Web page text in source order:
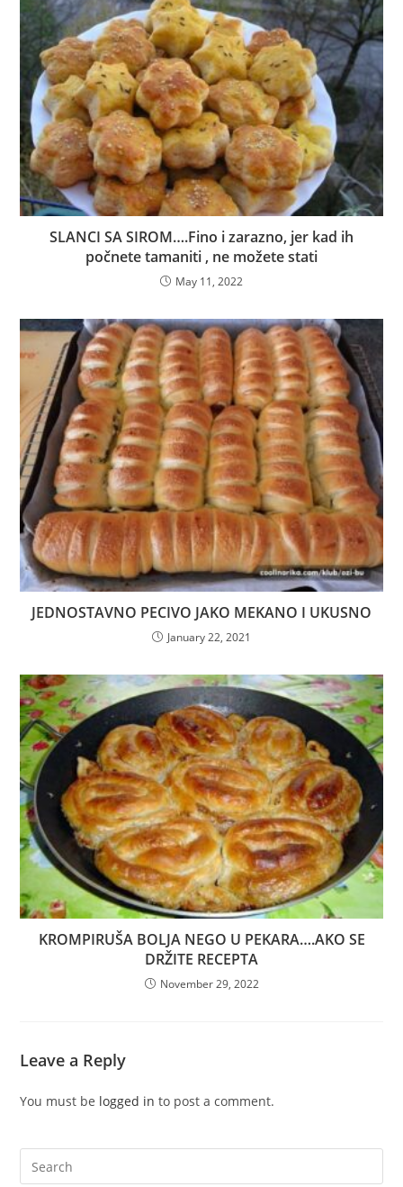
SLANCI SA SIROM….Fino i zarazno, jer kad ih
počnete tamaniti , ne možete stati
May 11, 2022
JEDNOSTAVNO PECIVO JAKO MEKANO I UKUSNO
January 22, 2021
KROMPIRUŠA BOLJA NEGO U PEKARA….AKO SE
DRŽITE RECEPTA
November 29, 2022
Leave a Reply
You must be logged in to post a comment.